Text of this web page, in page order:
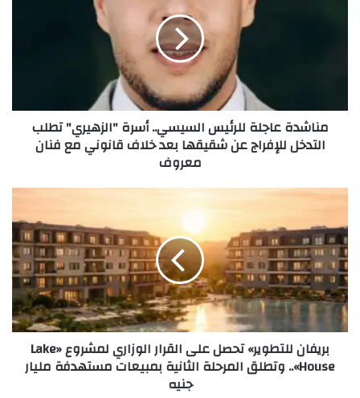
مناشدة عاجلة للرئيس السيسي.. أسرة "الزهيري" تطلب
التدخل للإفراج عن شقيقها بعد خلاف قانوني مع فنان
معروف
بريفان للتطوير» تحصل على القرار الوزاري لمشروع «Lake
House».. وتطلق المرحلة الثانية بمبيعات مستهدفة مليار
جنيه